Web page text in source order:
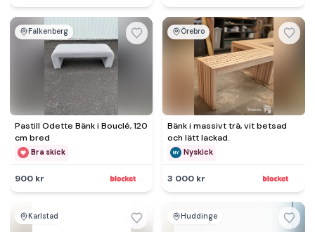
Falkenberg
Pastill Odette Bänk i Bouclé, 120
cm bred
Bra skick
900 kr
Örebro
Bänk i massivt trä, vit betsad
och lätt lackad.
Nyskick
3 000 kr
Karlstad Huddinge